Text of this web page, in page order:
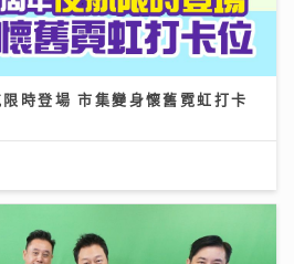
時登場 市集變身懷舊霓虹打卡